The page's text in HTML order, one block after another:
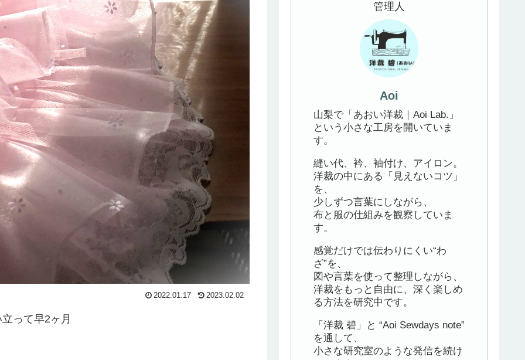
2022.01.17 2023.02.02
って早2ヶ月
管理人
Aoi
山梨で「あおい洋裁｜Aoi Lab.」
という小さな工房を開いていま
す。
縫い代、衿、袖付け、アイロン。
洋裁の中にある「見えないコツ」
を、
少しずつ言葉にしながら、
布と服の仕組みを観察していま
す。
感覚だけでは伝わりにくい“わ
ざ”を、
図や言葉を使って整理しながら、
洋裁をもっと自由に、深く楽しめ
る方法を研究中です。
「洋裁 碧」と “Aoi Sewdays note”
を通して、
小さな研究室のような発信を続け